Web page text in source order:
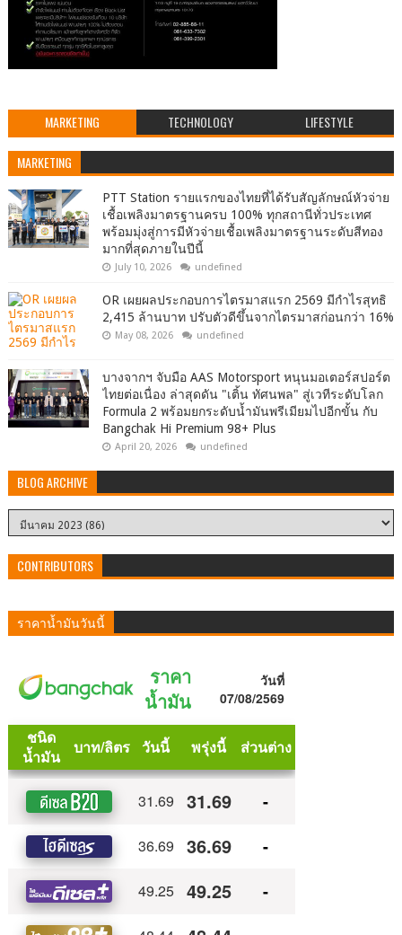
MARKETING TECHNOLOGY LIFESTYLE
MARKETING
PTT Station รายแรกของไทยที่ได้รับสัญลักษณ์หัวจ่าย
เชื้อเพลิงมาตรฐานครบ 100% ทุกสถานีทั่วประเทศ
พร้อมมุ่งสู่การมีหัวจ่ายเชื้อเพลิงมาตรฐานระดับสีทอง
มากที่สุดภายในปีนี้
July 10, 2026 undefined
OR เผยผลประกอบการไตรมาสแรก 2569 มีกำไรสุทธิ
2,415 ล้านบาท ปรับตัวดีขึ้นจากไตรมาสก่อนกว่า 16%
May 08, 2026 undefined
บางจากฯ จับมือ AAS Motorsport หนุนมอเตอร์สปอร์ต
ไทยต่อเนื่อง ล่าสุดดัน "เติ้น ทัศนพล" สู่เวทีระดับโลก
Formula 2 พร้อมยกระดับน้ำมันพรีเมียมไปอีกขั้น กับ
Bangchak Hi Premium 98+ Plus
April 20, 2026 undefined
BLOG ARCHIVE
CONTRIBUTORS
ราคาน้ำมันวันนี้